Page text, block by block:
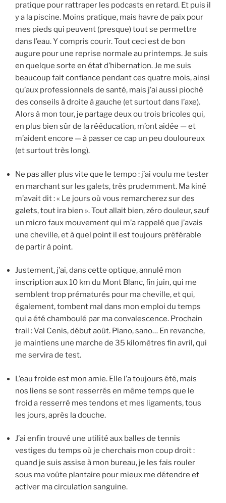
pratique pour rattraper les podcasts en retard. Et puis il
y a la piscine. Moins pratique, mais havre de paix pour
mes pieds qui peuvent (presque) tout se permettre
dans l’eau. Y compris courir. Tout ceci est de bon
augure pour une reprise normale au printemps. Je suis
en quelque sorte en état d’hibernation. Je me suis
beaucoup fait confiance pendant ces quatre mois, ainsi
qu’aux professionnels de santé, mais j’ai aussi pioché
des conseils à droite à gauche (et surtout dans l’axe).
Alors à mon tour, je partage deux ou trois bricoles qui,
en plus bien sûr de la rééducation, m’ont aidée — et
m’aident encore — à passer ce cap un peu douloureux
(et surtout très long).
Ne pas aller plus vite que le tempo : j’ai voulu me tester
en marchant sur les galets, très prudemment. Ma kiné
m’avait dit : « Le jours où vous remarcherez sur des
galets, tout ira bien ». Tout allait bien, zéro douleur, sauf
un micro faux mouvement qui m’a rappelé que j’avais
une cheville, et à quel point il est toujours préférable
de partir à point.
Justement, j’ai, dans cette optique, annulé mon
inscription aux 10 km du Mont Blanc, fin juin, qui me
semblent trop prématurés pour ma cheville, et qui,
également, tombent mal dans mon emploi du temps
qui a été chamboulé par ma convalescence. Prochain
trail : Val Cenis, début août. Piano, sano… En revanche,
je maintiens une marche de 35 kilomètres fin avril, qui
me servira de test.
L’eau froide est mon amie. Elle l’a toujours été, mais
nos liens se sont resserrés en même temps que le
froid a resserré mes tendons et mes ligaments, tous
les jours, après la douche.
J’ai enfin trouvé une utilité aux balles de tennis
vestiges du temps où je cherchais mon coup droit :
quand je suis assise à mon bureau, je les fais rouler
sous ma voûte plantaire pour mieux me détendre et
activer ma circulation sanguine.